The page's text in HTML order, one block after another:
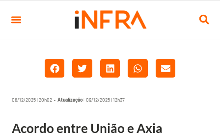
08/12/2025 | 20h02 • Atualização: 09/12/2025 | 12h37
Acordo entre União e Axia